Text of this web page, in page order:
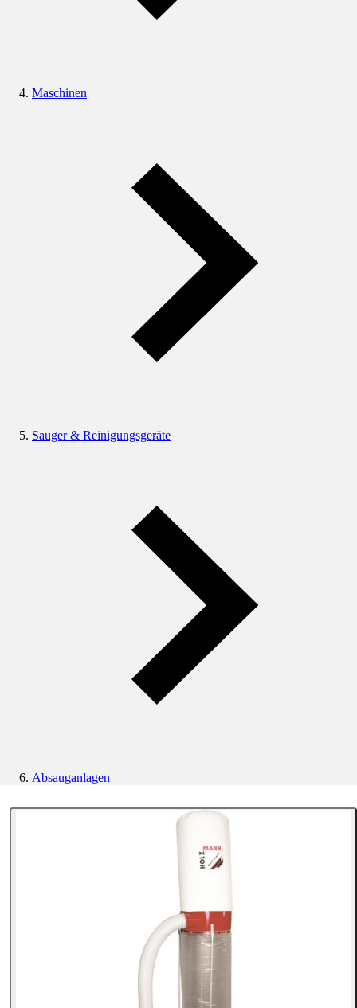
Maschinen
Sauger & Reinigungsgeräte
Absauganlagen